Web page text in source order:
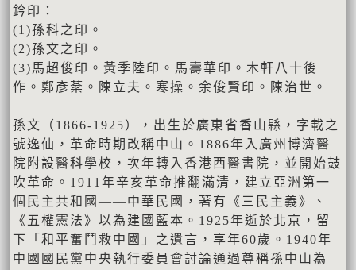
鈐印：
(1)孫科之印。
(2)孫文之印。
(3)馬超俊印。黃季陸印。馬壽華印。木軒八十後
作。鄭彥棻。陳立夫。寒操。余俊賢印。陳治世。
孫文（1866-1925），出生於廣東省香山縣，字載之
號逸仙，革命時期改稱中山。1886年入廣州博濟醫
院附設醫科學校，次年轉入香港西醫書院，並開始鼓
吹革命。1911年辛亥革命推翻滿清，建立亞洲第一
個民主共和國——中華民國，著有《三民主義》、
《五權憲法》以為建國藍本。1925年逝於北京，留
下「和平奮鬥救中國」之遺言，享年60歲。1940年
中國國民黨中央執行委員會討論通過尊稱孫中山為